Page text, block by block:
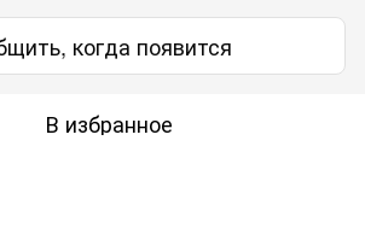
когда появится
В избранное